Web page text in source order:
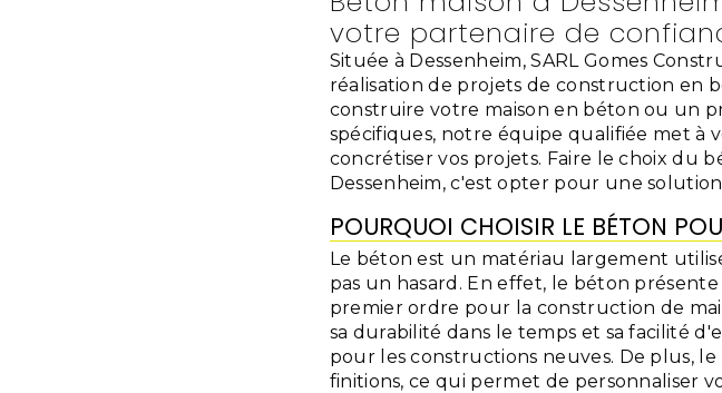
votre partenaire de
Située à Dessenheim, SARL Gomes
réalisation de projets de construction en
construire votre maison en béton ou un
spécifiques, notre équipe qualifiée met à
concrétiser vos projets. Faire le choix du
Dessenheim, c'est opter pour une
POURQUOI CHOISIR LE BÉTON
Le béton est un matériau largement
pas un hasard. En effet, le béton
premier ordre pour la construction de
sa durabilité dans le temps et sa facilité
pour les constructions neuves. De plus,
finitions, ce qui permet de personnaliser